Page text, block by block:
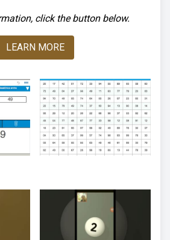
click the button below.
LEARN MORE